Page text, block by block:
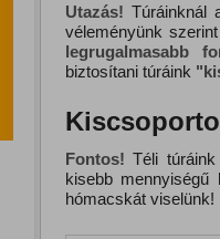
Utazás! Túráinknál
véleményünk
legrugalmasabb
biztosítani túráink "
Fontos! Téli
kisebb
hómacskát viselünk!